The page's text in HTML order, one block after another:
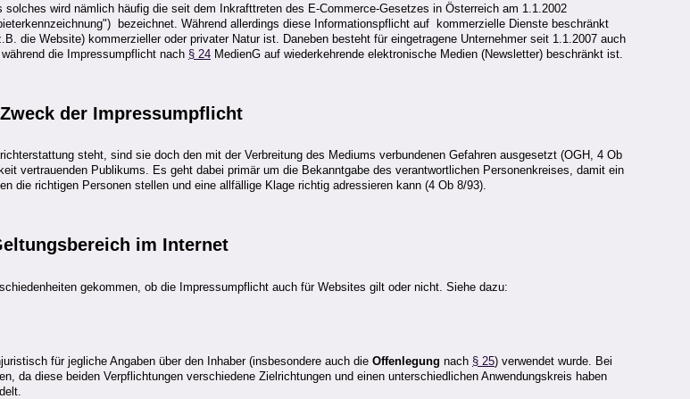
wird nämlich häufig die seit dem Inkrafttreten des E-Commerce-Gesetzes in Österreich am 1.1.2002
bezeichnet. Während allerdings diese Informationspflicht auf kommerzielle Dienste beschränkt
die Website) kommerzieller oder privater Natur ist. Daneben besteht für eingetragene Unternehmer seit 1.1.2007 auch
die Impressumpflicht nach § 24 MedienG auf wiederkehrende elektronische Medien (Newsletter) beschränkt ist.
der Impressumpflicht
steht, sind sie doch den mit der Verbreitung des Mediums verbundenen Gefahren ausgesetzt (OGH, 4 Ob
vertrauenden Publikums. Es geht dabei primär um die Bekanntgabe des verantwortlichen Personenkreises, damit ein
die richtigen Personen stellen und eine allfällige Klage richtig adressieren kann (4 Ob 8/93).
im Internet
gekommen, ob die Impressumpflicht auch für Websites gilt oder nicht. Siehe dazu:
für jegliche Angaben über den Inhaber (insbesondere auch die Offenlegung nach § 25) verwendet wurde. Bei
da diese beiden Verpflichtungen verschiedene Zielrichtungen und einen unterschiedlichen Anwendungskreis haben